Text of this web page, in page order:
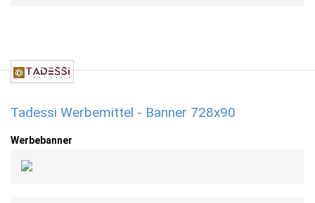
Tadessi Werbemittel - Banner 728x90
Werbebanner